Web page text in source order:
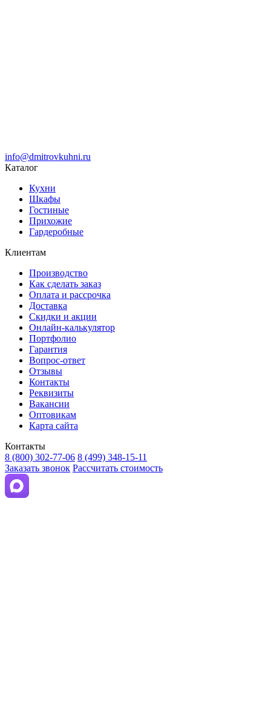
info@dmitrovkuhni.ru
Каталог
Кухни
Шкафы
Гостиные
Прихожие
Гардеробные
Клиентам
Производство
Как сделать заказ
Оплата и рассрочка
Доставка
Скидки и акции
Онлайн-калькулятор
Портфолио
Гарантия
Вопрос-ответ
Отзывы
Контакты
Реквизиты
Вакансии
Оптовикам
Карта сайта
Контакты
8 (800) 302-77-06 8 (499) 348-15-11
Заказать звонок Рассчитать стоимость